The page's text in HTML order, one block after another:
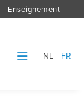
Enseignement
NL FR